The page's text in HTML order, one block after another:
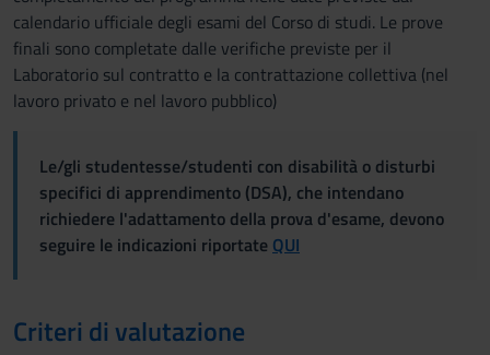
calendario ufficiale degli esami del Corso di studi. Le prove
finali sono completate dalle verifiche previste per il
Laboratorio sul contratto e la contrattazione collettiva (nel
lavoro privato e nel lavoro pubblico)
Le/gli studentesse/studenti con disabilità o disturbi
specifici di apprendimento (DSA), che intendano
richiedere l'adattamento della prova d'esame, devono
seguire le indicazioni riportate QUI
Criteri di valutazione